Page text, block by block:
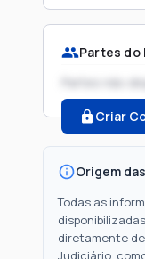
Partes do
Partes não
Criar
Origem
Todas as
diretamente
Judiciário,